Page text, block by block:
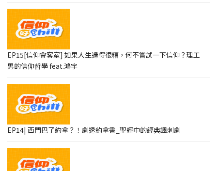
EP15[信仰會客室] 如果人生過得很糟，何不嘗試一下信仰？理工
男的信仰哲學 feat.鴻宇
EP14| 西門巴了約拿？！劇透約拿書_聖經中的經典諷刺劇